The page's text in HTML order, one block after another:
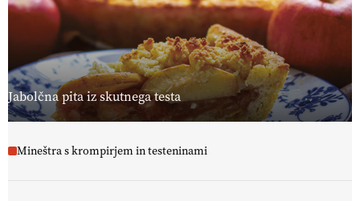
Jabolčna pita iz skutnega testa
Mineštra s krompirjem in testeninami